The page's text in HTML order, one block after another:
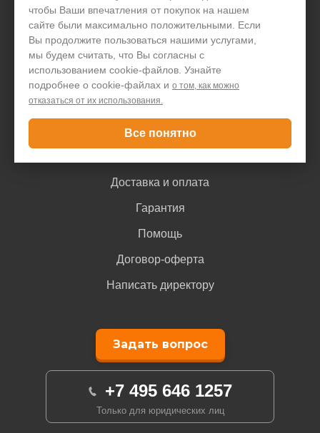
чтобы Ваши впечатления от покупок на нашем
сайте были максимально положительными. Если
Вы продолжите пользоваться нашими услугами,
мы будем считать, что Вы согласны с
использованием cookie-файлов. Узнайте
подробнее о cookie-файлах и о том, как можно
отказаться от их использования.
Все понятно
Организациям
Акции и скидки
Блог
Контакты
Покупателю
Доставка и оплата
Гарантия
Помощь
Договор-оферта
Написать директору
Задать вопрос
+7 495 646 1257
Только для юридических лиц